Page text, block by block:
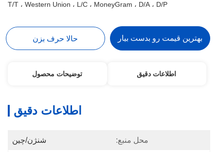
T/T ، Western Union ، L/C ، MoneyGram ، D/A ، D/P
بهترین قیمت رو بدست بیار حالا حرف بزن
اطلاعات دقیق توضیحات محصول
اطلاعات دقیق
محل منبع: شنژن/چین